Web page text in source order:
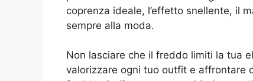
coprenza ideale, l’effetto snellente, il
sempre alla moda.
Non lasciare che il freddo limiti la tua
valorizzare ogni tuo outfit e affrontare